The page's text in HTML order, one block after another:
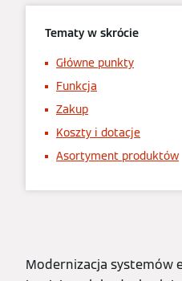
Tematy w skrócie
Główne punkty
Funkcja
Zakup
Koszty i dotacje
Asortyment produktów
Modernizacja systemów